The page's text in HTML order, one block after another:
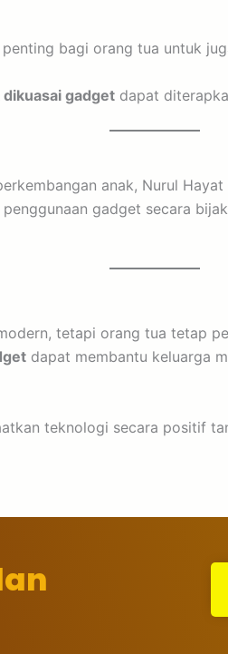
bagi orang tua untuk
dikuasai gadget dapat
anak, Nurul
gadget secara
tetapi orang tua tetap
dapat membantu keluarga
teknologi secara positif